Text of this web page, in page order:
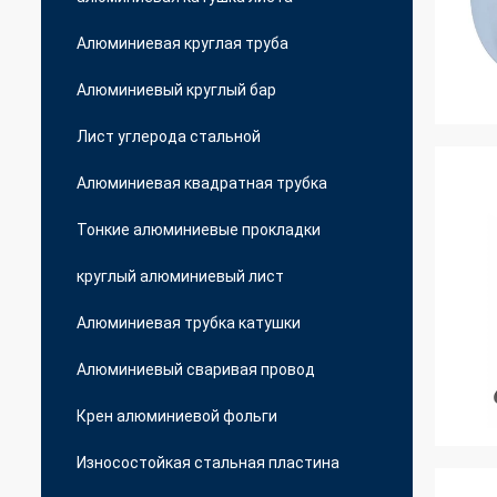
Алюминиевая круглая труба
Алюминиевый круглый бар
Лист углерода стальной
Алюминиевая квадратная трубка
Тонкие алюминиевые прокладки
круглый алюминиевый лист
Алюминиевая трубка катушки
Алюминиевый сваривая провод
Крен алюминиевой фольги
Износостойкая стальная пластина